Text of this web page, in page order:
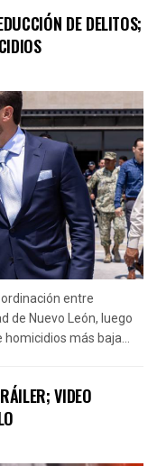
DE DELITOS;
entre
de Nuevo León, luego
más baja...
VIDEO